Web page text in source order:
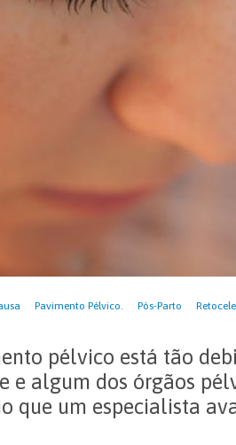
Pavimento Pélvico. Pós-Parto Retocele
pélvico está tão
e algum dos órgãos
que um especialista